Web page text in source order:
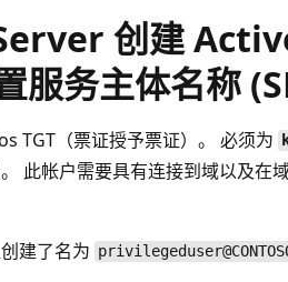
创建
务主体名称
TGT（票证授予票证）。 必须为
此帐户需要具有连接到域以及在
建了名为